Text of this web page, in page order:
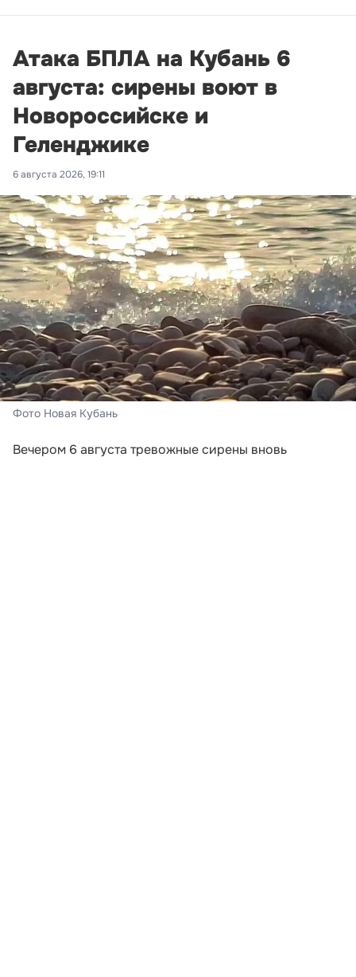
Атака БПЛА на Кубань 6
августа: сирены воют в
Новороссийске и
Геленджике
6 августа 2026, 19:11
Фото Новая Кубань
Вечером 6 августа тревожные сирены вновь